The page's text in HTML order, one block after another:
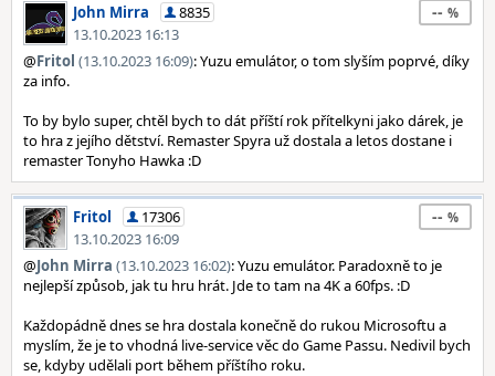
John Mirra
8835
13.10.2023 16:13
--
@Fritol (13.10.2023 16:09): Yuzu emulátor, o tom slyším poprvé, díky
za info.
To by bylo super, chtěl bych to dát příští rok přítelkyni jako dárek, je
to hra z jejího dětství. Remaster Spyra už dostala a letos dostane i
remaster Tonyho Hawka :D
Fritol
17306
13.10.2023 16:09
--
@John Mirra (13.10.2023 16:02): Yuzu emulátor. Paradoxně to je
nejlepší způsob, jak tu hru hrát. Jde to tam na 4K a 60fps. :D
Každopádně dnes se hra dostala konečně do rukou Microsoftu a
myslím, že je to vhodná live-service věc do Game Passu. Nedivil bych
se, kdyby udělali port během příštího roku.